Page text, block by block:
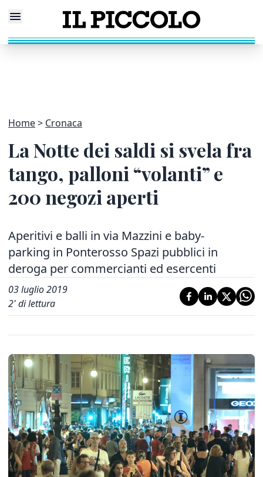
Home Cronaca
La Notte dei saldi si svela fra
tango, palloni “volanti” e
200 negozi aperti
Aperitivi e balli in via Mazzini e baby-
parking in Ponterosso Spazi pubblici in
deroga per commercianti ed esercenti
03 luglio 2019
2' di lettura